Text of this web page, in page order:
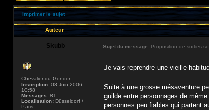
Imprimer le sujet
Auteur
Skubb Sujet du message: Proposition de sorties
Chevalier du Gondor
Inscription: 08 Juin 2006,
10:58
Messages: 81
Localisation: Düsseldorf /
Paris
Je vais reprendre une vieille
Suite à une grosse mésaventure
guilde entre personnages de
personnes peu fiables qui partent